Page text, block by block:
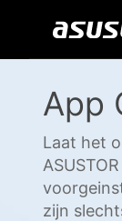
App
Laat het
zijn